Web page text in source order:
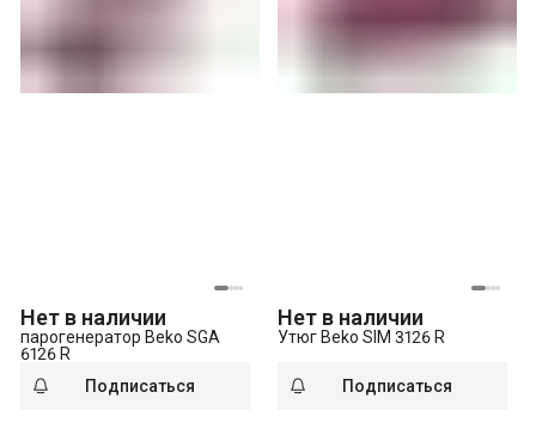
Нет в наличии
парогенератор Beko SGA
6126 R
Подписаться
Нет в наличии
Утюг Beko SIM 3126 R
Подписаться